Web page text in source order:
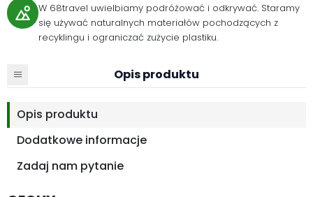
W 68travel uwielbiamy podróżować i odkrywać. Staramy
się używać naturalnych materiałów pochodzących z
recyklingu i ograniczać zużycie plastiku.
Opis produktu
Opis produktu
Dodatkowe informacje
Zadaj nam pytanie